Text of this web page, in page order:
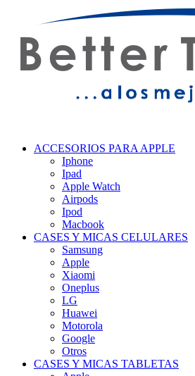
ACCESORIOS PARA APPLE
Iphone
Ipad
Apple Watch
Airpods
Ipod
Macbook
CASES Y MICAS CELULARES
Samsung
Apple
Xiaomi
Oneplus
LG
Huawei
Motorola
Google
Otros
CASES Y MICAS TABLETAS